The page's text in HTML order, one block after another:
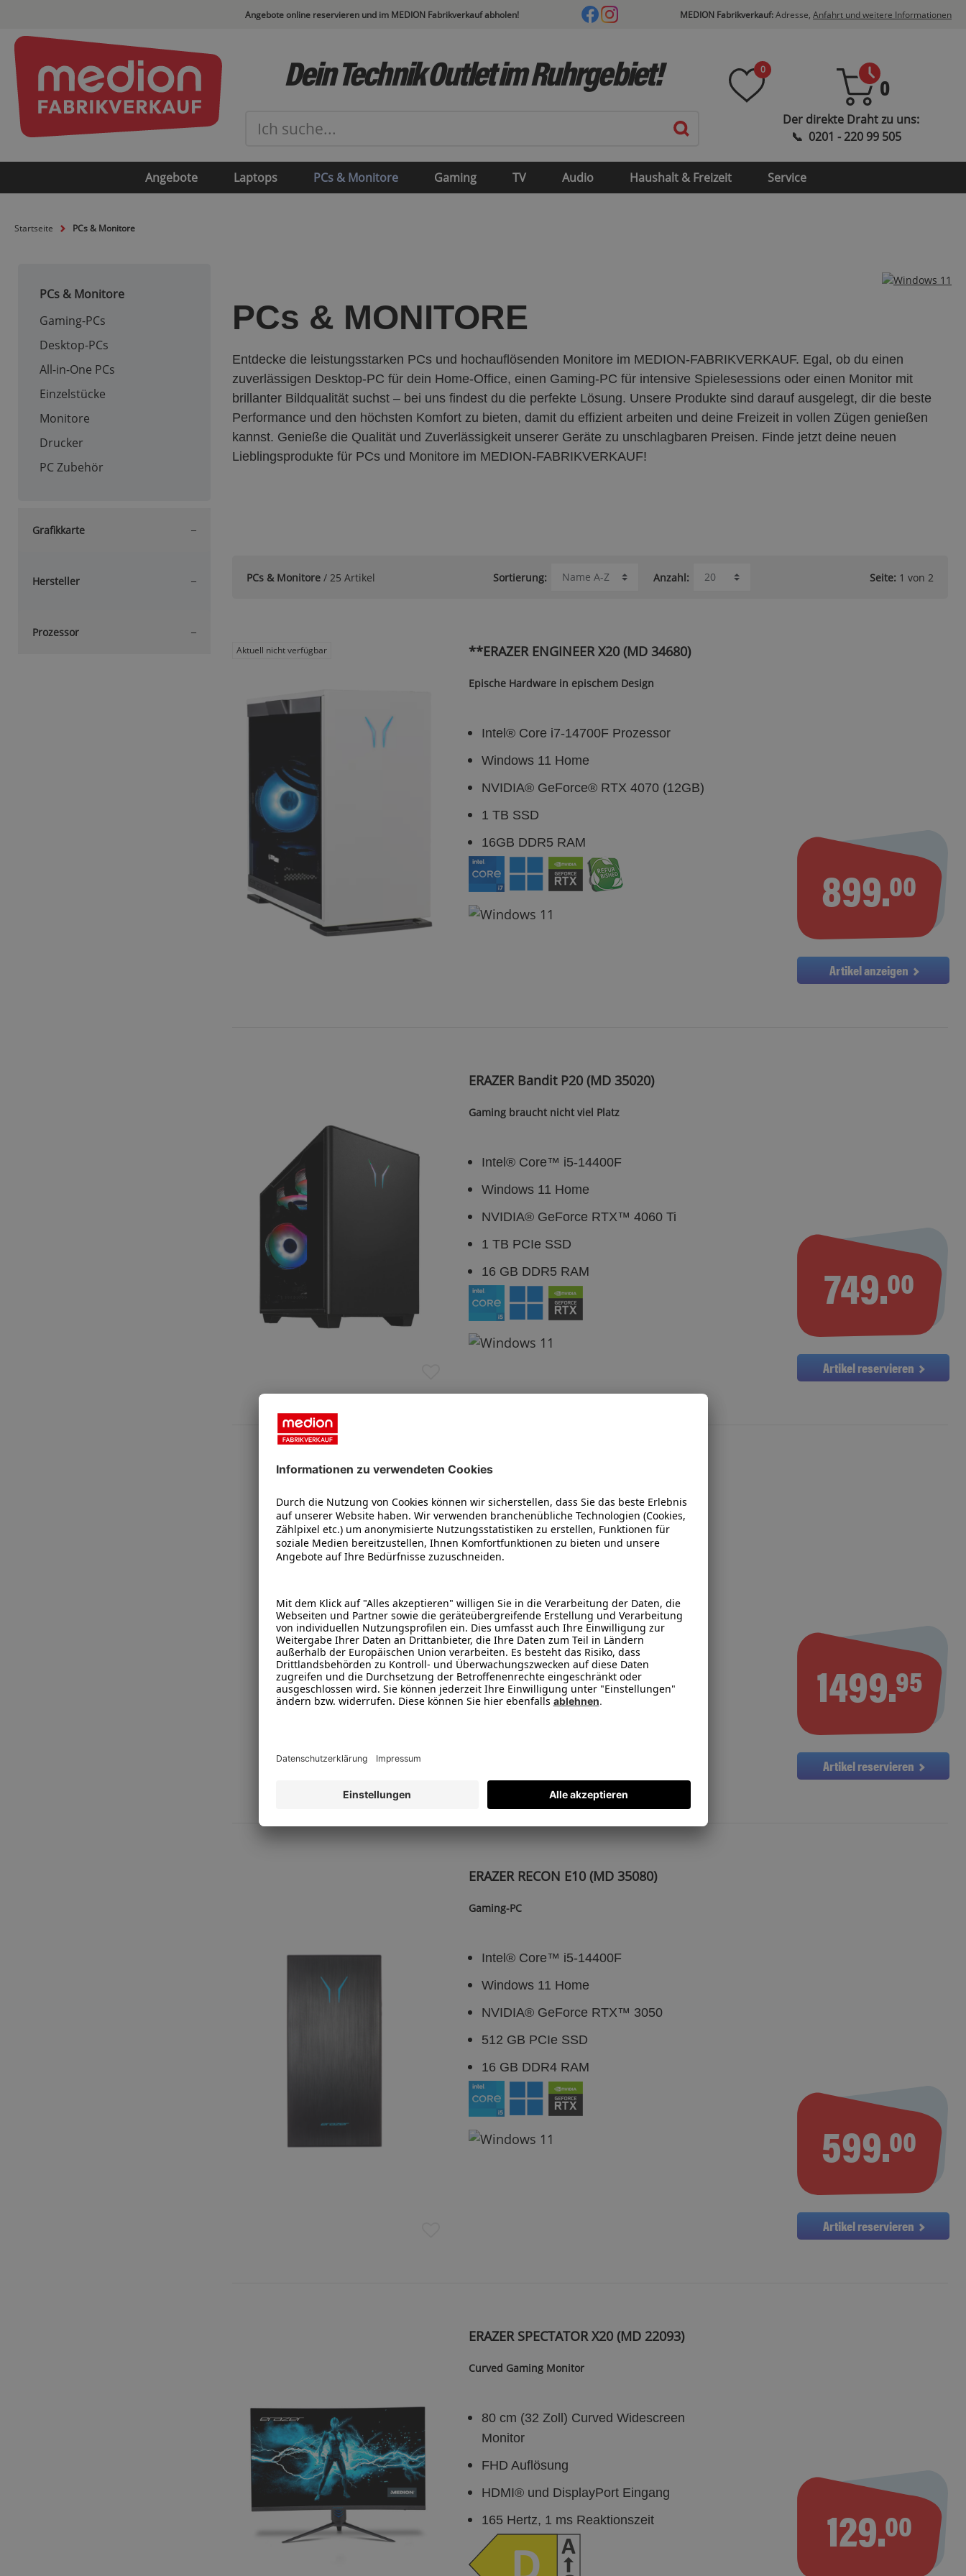
Angebote online reservieren und im MEDION Fabrikverkauf abholen! MEDION Fabrikverkauf:Adresse, Anfahrt und weitere Informationen
0
0
Dein Technik Outlet im Ruhrgebiet!
Angebote Laptops PCs & Monitore Gaming TV Audio Haushalt & Freizeit Service
Startseite PCs & Monitore
PCs & Monitore
Gaming-PCs
Desktop-PCs
Monitore
PC Zubehör
All-in-One PCs
Drucker
Einzelstücke
Grafikkarte
Hersteller
Prozessor
PCs & MONITORE
Entdecke die leistungsstarken PCs und hochauflösenden Monitore im MEDION-FABRIKVERKAUF. Egal, ob du einen
zuverlässigen Desktop-PC für dein Home-Office, einen Gaming-PC für intensive Spielesessions oder einen Monitor mit
brillanter Bildqualität suchst – bei uns findest du die perfekte Lösung. Unsere Produkte sind darauf ausgelegt, dir die beste
Performance und den höchsten Komfort zu bieten, damit du effizient arbeiten und deine Freizeit in vollen Zügen genießen
kannst. Genieße die Qualität und Zuverlässigkeit unserer Geräte zu unschlagbaren Preisen. Finde jetzt deine neuen
Lieblingsprodukte für PCs und Monitore im MEDION-FABRIKVERKAUF!
PCs & Monitore/ 25 Artikel Seite: 1 von 2
**ERAZER ENGINEER X20 (MD 34680)
Epische Hardware in epischem Design
Intel® Core i7-14700F Prozessor
Windows 11 Home
NVIDIA® GeForce® RTX 4070 (12GB)
1 TB SSD
16GB DDR5 RAM
899.00
Artikel anzeigen
ERAZER Bandit P20 (MD 35020)
Gaming braucht nicht viel Platz
Intel® Core™ i5-14400F
Windows 11 Home
NVIDIA® GeForce RTX™ 4060 Ti
1 TB PCIe SSD
16 GB DDR5 RAM
749.00
Artikel reservieren
ERAZER Bandit P20 Core (MD 35490)
Platzsparendes Gaming mit KI-Boost
Intel® Core™ Ultra 7 Prozessor 265
NVIDIA® GeForce RTX™ 5060
2 TB SSD
16 GB RAM
1499.95
Artikel reservieren
ERAZER RECON E10 (MD 35080)
Gaming-PC
Intel® Core™ i5-14400F
Windows 11 Home
NVIDIA® GeForce RTX™ 3050
512 GB PCIe SSD
16 GB DDR4 RAM
599.00
Artikel reservieren
ERAZER SPECTATOR X20 (MD 22093)
Curved Gaming Monitor
80 cm (32 Zoll) Curved Widescreen
Monitor
FHD Auflösung
HDMI® und DisplayPort Eingang
165 Hertz, 1 ms Reaktionszeit
129.00